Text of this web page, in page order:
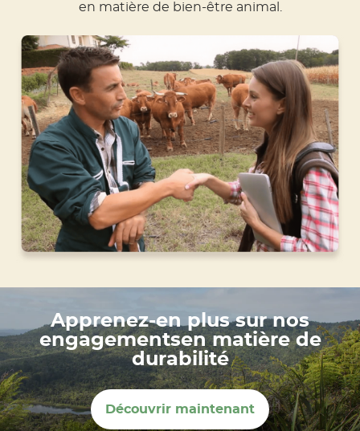
en matière de bien-être animal.
Apprenez-en plus sur nos
engagementsen matière de
durabilité
Découvrir maintenant